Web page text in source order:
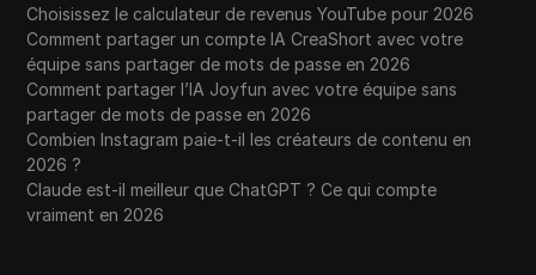
Choisissez le calculateur de revenus YouTube pour 2026
Comment partager un compte IA CreaShort avec votre
équipe sans partager de mots de passe en 2026
Comment partager l’IA Joyfun avec votre équipe sans
partager de mots de passe en 2026
Combien Instagram paie-t-il les créateurs de contenu en
2026 ?
Claude est-il meilleur que ChatGPT ? Ce qui compte
vraiment en 2026